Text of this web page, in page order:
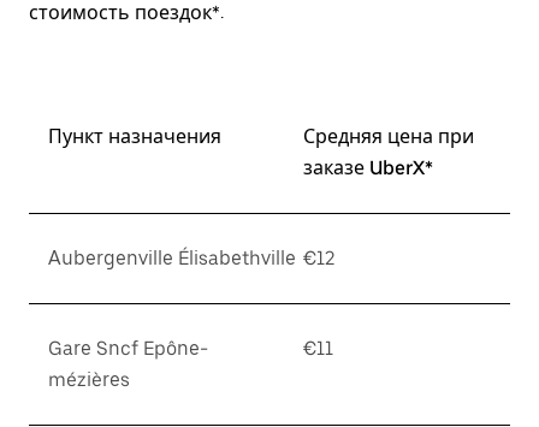
стоимость поездок*.
Пункт назначения
Средняя цена при
заказе UberX*
Aubergenville Élisabethville €12
Gare Sncf Epône-
mézières
€11